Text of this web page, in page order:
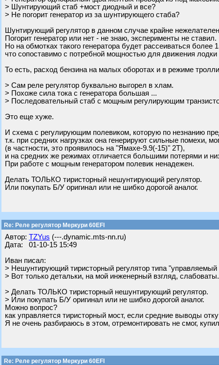
> Шунтирующий стаб +мост диодный и все?
> Не погорит генератор из за шунтирующего стаба?
Шунтирующий регулятор в данном случае крайне
Погорит генератор или нет - не знаю, эксперименты не ставил.
Но на обмотках такого генератора будет рассеиваться более
что сопоставимо с потребной мощностью для движения лодки
То есть, расход бензина на малых оборотах и в режиме
> Сам реле регулятор буквально выгорел в хлам.
> Похоже сила тока с генератора большая ...
> Последовательный стаб с мощным регулирующим
Это еще хуже.
И схема с регулирующим полевиком, которую по незнанию
т.к. при средних нагрузках она генерируют сильные помехи,
(в частности, это проявилось на "Ямахе-9.9(-15)" 2Т),
и на средних же режимах отличается большими потерями и
При работе с мощным генератором полевик ненадежен.
Делать ТОЛЬКО тиристорный нешунтирующий регулятор.
Или покупать Б/У оригинал или не шибко дорогой аналог.
Re: Реле регулятор Меркури 60EFI
Автор: TZYus (---.dynamic.mts-nn.ru)
Дата: 01-10-15 15:49
Иван писал:
> Нешунтирующий тиристорный регулятор типа "управляемый
> Вот только детальки, на мой инженерный взгляд, слабоваты.
> Делать ТОЛЬКО тиристорный нешунтирующий регулятор.
> Или покупать Б/У оригинал или не шибко дорогой аналог.
Можно вопрос?
как управляется тиристорный мост, если средние выводы
Я не очень разбираюсь в этом, отремонтировать не смог,
Re: Реле регулятор Меркури 60EFI